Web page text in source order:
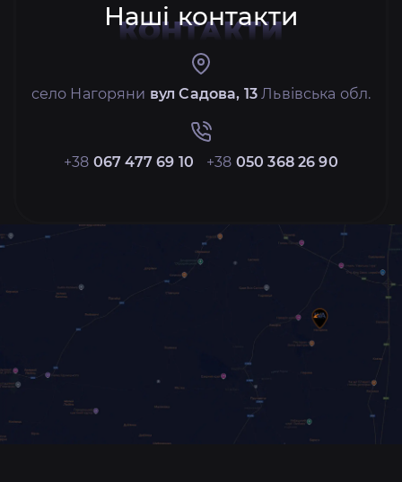
Наші контакти
КОНТАКТИ
село Нагоряни вул Садова, 13 Львівська обл.
+38 067 477 69 10 +38 050 368 26 90